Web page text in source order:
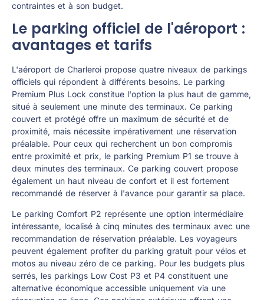
contraintes et à son budget.
Le parking officiel de l'aéroport :
avantages et tarifs
L'aéroport de Charleroi propose quatre niveaux de parkings
officiels qui répondent à différents besoins. Le parking
Premium Plus Lock constitue l'option la plus haut de gamme,
situé à seulement une minute des terminaux. Ce parking
couvert et protégé offre un maximum de sécurité et de
proximité, mais nécessite impérativement une réservation
préalable. Pour ceux qui recherchent un bon compromis
entre proximité et prix, le parking Premium P1 se trouve à
deux minutes des terminaux. Ce parking couvert propose
également un haut niveau de confort et il est fortement
recommandé de réserver à l'avance pour garantir sa place.
Le parking Comfort P2 représente une option intermédiaire
intéressante, localisé à cinq minutes des terminaux avec une
recommandation de réservation préalable. Les voyageurs
peuvent également profiter du parking gratuit pour vélos et
motos au niveau zéro de ce parking. Pour les budgets plus
serrés, les parkings Low Cost P3 et P4 constituent une
alternative économique accessible uniquement via une